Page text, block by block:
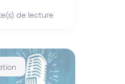
de lecture